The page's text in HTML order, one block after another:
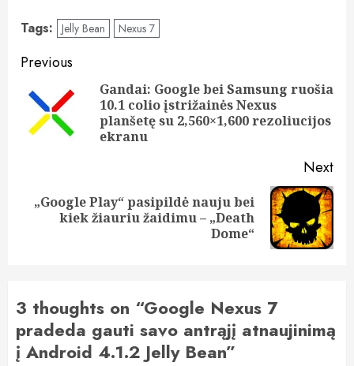
Tags: Jelly Bean Nexus 7
Post
navigation
Previous
Gandai: Google bei Samsung ruošia
10.1 colio įstrižainės Nexus
planšetę su 2,560×1,600 rezoliucijos
ekranu
Next
Next
„Google Play“ pasipildė nauju bei
kiek žiauriu žaidimu – „Death
Dome“
3 thoughts on “Google Nexus 7
pradeda gauti savo antrąjį atnaujinimą
į Android 4.1.2 Jelly Bean”